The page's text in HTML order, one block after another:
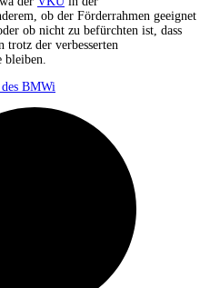
ob der Förderrahmen geeignet
ob nicht zu befürchten ist, dass
trotz der verbesserten
BMWi